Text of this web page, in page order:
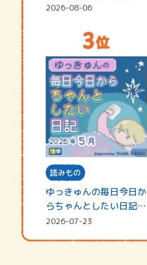
2026-08-06
読みもの
ゆっきゅんの毎日今日か
らちゃんとしたい日記
☆202…
2026-07-23